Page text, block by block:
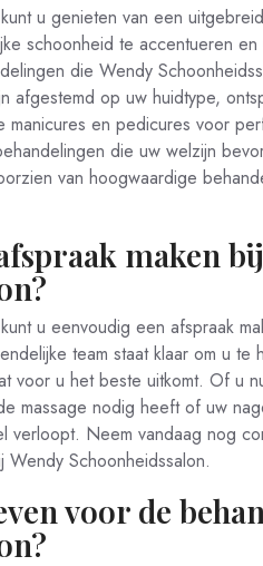
u genieten van een
schoonheid te accentueren
die Wendy
afgestemd op uw huidtype,
manicures en pedicures voor
die uw welzijn
van hoogwaardige
maken
u eenvoudig een afspraak
team staat klaar om u
voor u het beste uitkomt. Of u
massage nodig heeft of uw
verloopt. Neem vandaag nog
Wendy Schoonheidssalon.
voor de